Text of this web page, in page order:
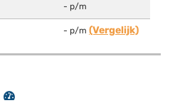
- p/m
- p/m (Vergelijk)